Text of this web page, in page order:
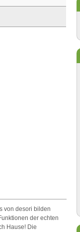
von desori bilden
der echten
Hause! Die